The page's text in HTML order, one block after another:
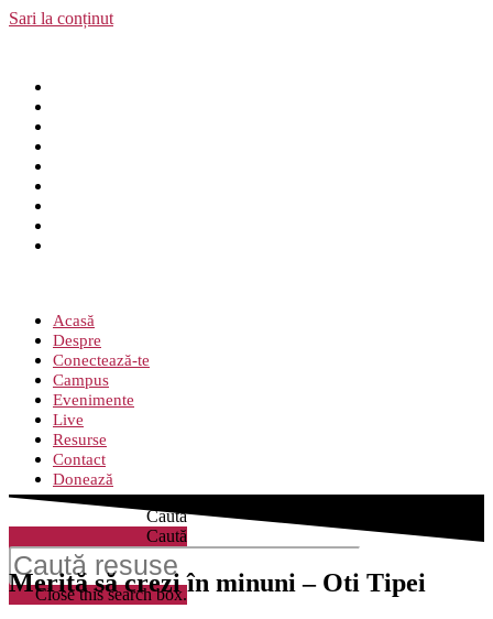
Sari la conținut
Acasă
Despre
Conectează-te
Campus
Evenimente
Live
Resurse
Contact
Donează
Caută
Caută
Close this search box.
Merită să crezi în minuni – Oti Tipei